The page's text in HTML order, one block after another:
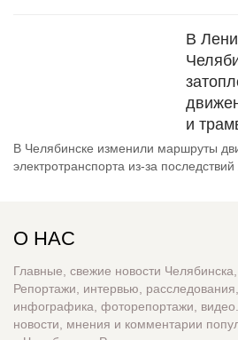
В
и
В Челябинске изменили маршруты
электротранспорта из-за последствий
О НАС
Главные, свежие новости
Репортажи, интервью,
инфографика, фоторепортажи,
новости, мнения и комментарии